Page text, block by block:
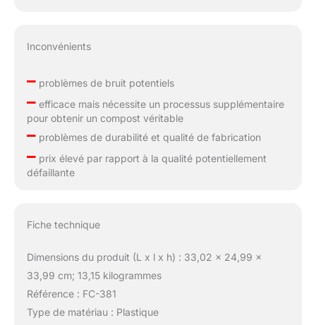
Inconvénients
–problèmes de bruit potentiels
–efficace mais nécessite un processus supplémentaire
pour obtenir un compost véritable
–problèmes de durabilité et qualité de fabrication
–prix élevé par rapport à la qualité potentiellement
défaillante
Fiche technique
Dimensions du produit (L x l x h) : 33,02 x 24,99 x
33,99 cm; 13,15 kilogrammes
Référence : FC-381
Type de matériau : Plastique